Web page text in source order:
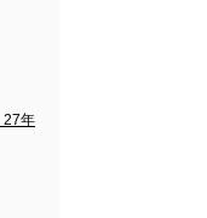
27年